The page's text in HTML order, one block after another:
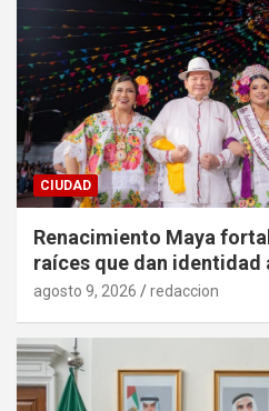
CIUDAD
Renacimiento Maya
raíces que dan identidad
agosto 9, 2026 redaccion